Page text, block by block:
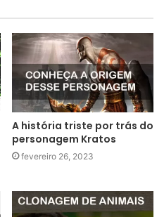
A história triste por trás do
personagem Kratos
fevereiro 26, 2023